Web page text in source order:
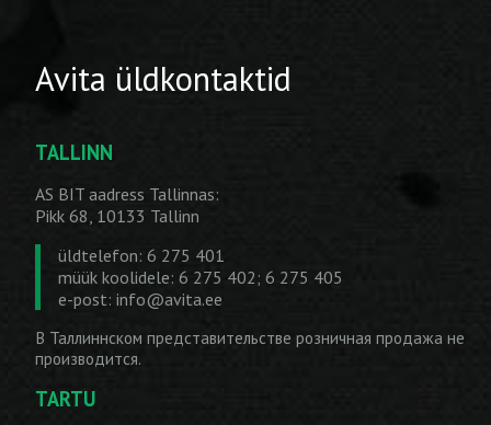
Avita üldkontaktid
TALLINN
AS BIT aadress Tallinnas:
Pikk 68, 10133 Tallinn
üldtelefon: 6 275 401
müük koolidele: 6 275 402; 6 275 405
e-post: info@avita.ee
В Таллиннском представительстве розничная продажа не
производится.
TARTU